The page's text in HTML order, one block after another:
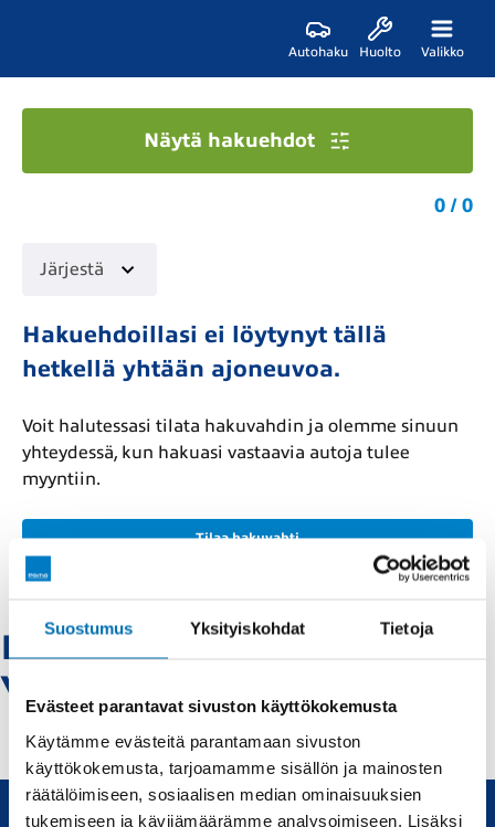
Suostumus Yksityiskohdat Tietoja
Evästeet parantavat sivuston käyttökokemusta
Käytämme evästeitä parantamaan sivuston
käyttökokemusta, tarjoamamme sisällön ja mainosten
räätälöimiseen, sosiaalisen median ominaisuuksien
tukemiseen ja kävijämäärämme analysoimiseen. Lisäksi
Autohaku Huolto Valikko
Peugeot-kajaani -
Vaihtoautot
Näytä hakuehdot
0 / 0
Järjestä
Hakuehdoillasi ei löytynyt tällä
hetkellä yhtään ajoneuvoa.
Voit halutessasi tilata hakuvahdin ja olemme sinuun
yhteydessä, kun hakuasi vastaavia autoja tulee
myyntiin.
Tilaa hakuvahti